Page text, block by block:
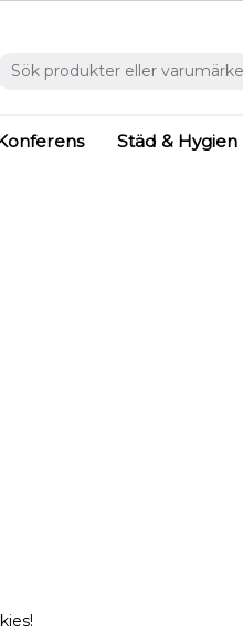
Städ & Hygien